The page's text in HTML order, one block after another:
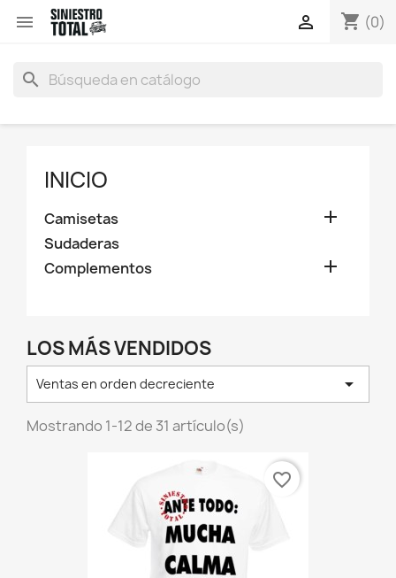
 shopping_cart (0)

search
INICIO
Camisetas 
Sudaderas
Complementos

LOS MÁS VENDIDOS
Ventas en orden decreciente 
Mostrando 1-12 de 31 artículo(s)
favorite_border